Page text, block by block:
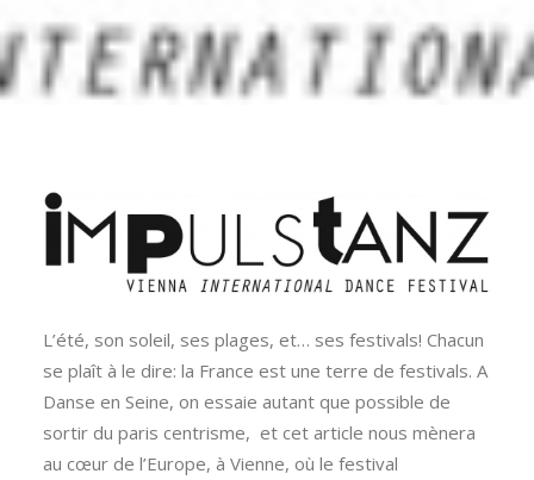
L’été, son soleil, ses plages, et… ses festivals! Chacun
se plaît à le dire: la France est une terre de festivals. A
Danse en Seine, on essaie autant que possible de
sortir du paris centrisme, et cet article nous mènera
au cœur de l’Europe, à Vienne, où le festival